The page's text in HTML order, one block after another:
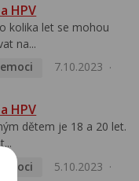
HPV
kolika let se mohou
na...
7.10.2023
HPV
dětem je 18 a 20 let.
5.10.2023